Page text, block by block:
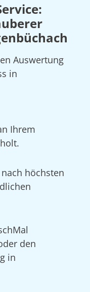
Auswertung
in
Ihrem
höchsten
den
in